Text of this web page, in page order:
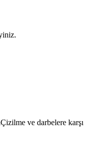
ve darbelere karşı